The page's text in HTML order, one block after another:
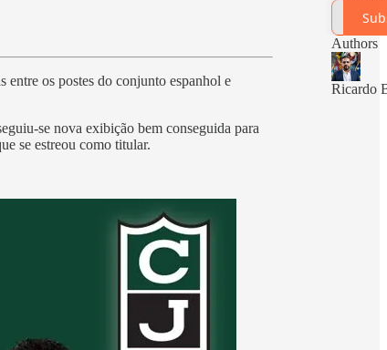
entre os postes do conjunto espanhol e
se nova exibição bem conseguida para
se estreou como titular.
Authors
Ricardo